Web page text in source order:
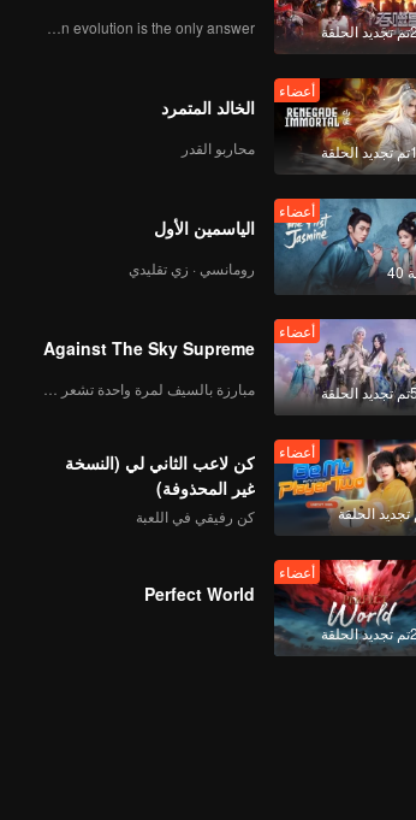
Human evolution is the only answer.
أعضاء
الخالد المتمرد
محاربو القدر
أعضاء
الياسمين الأول
رومانسي · زي تقليدي
أعضاء
Against The Sky Supreme
أعضاء
كن لاعب الثاني لي (النسخة
غير المحذوفة)
كن رفيقي في اللعبة
أعضاء
Perfect World